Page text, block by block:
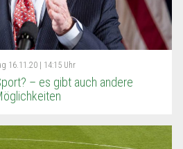
16.11.20 | 14:15 Uhr
– es gibt auch andere